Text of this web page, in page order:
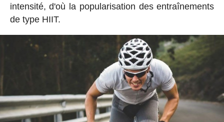
intensité, d'où la popularisation des entraînements
de type HIIT.